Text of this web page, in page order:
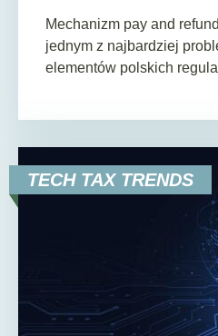
Mechanizm pay and
jednym z najbardziej
elementów polskich
TECH TAX TRENDS